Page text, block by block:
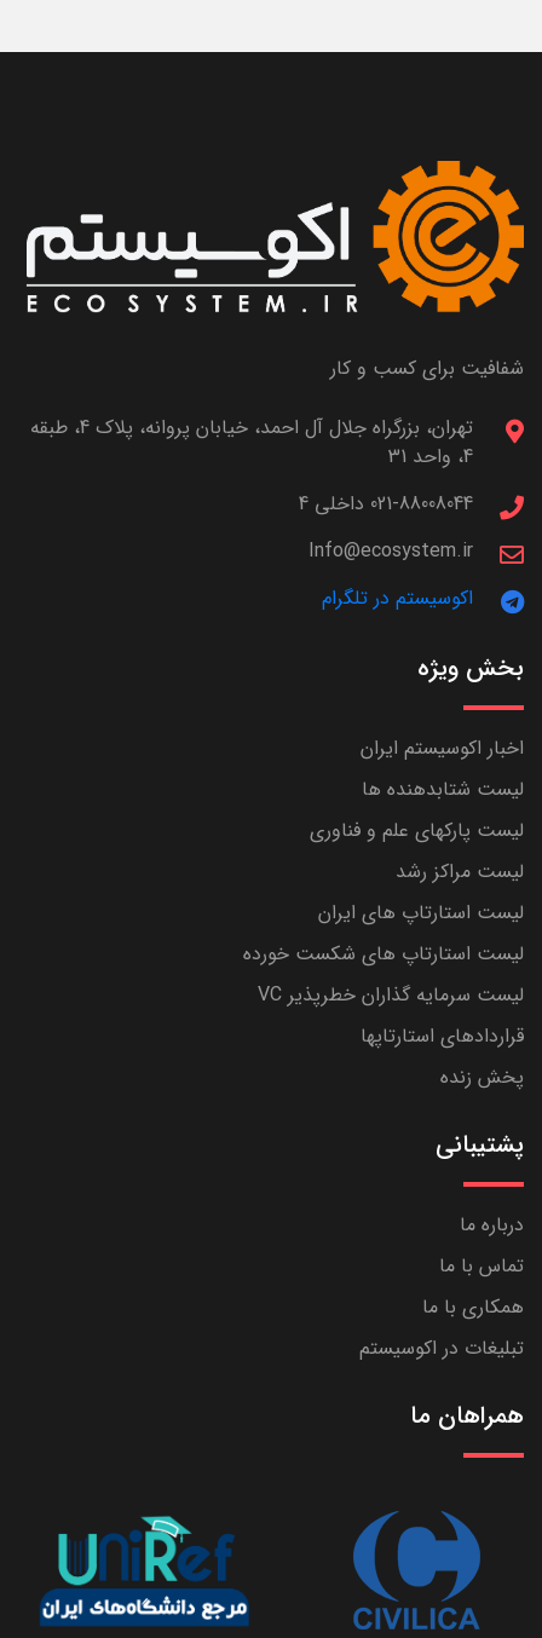
شفافیت برای کسب و کار
تهران، بزرگراه جلال آل احمد، خیابان پروانه، پلاک 4، طبقه
4، واحد 31
021-88008044 داخلی 4
Info@ecosystem.ir
اکوسیستم در تلگرام
بخش ویژه
اخبار اکوسیستم ایران
لیست شتابدهنده ها
لیست پارکهای علم و فناوری
لیست مراکز رشد
لیست استارتاپ های ایران
لیست استارتاپ های شکست خورده
لیست سرمایه گذاران خطرپذیر VC
قراردادهای استارتاپها
پخش زنده
پشتیبانی
درباره ما
تماس با ما
همکاری با ما
تبلیغات در اکوسیستم
همراهان ما